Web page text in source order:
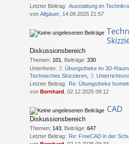
Letzter Beitrag: Ausstattung im
von Allgäuer , 14.09.2025 21:57
Diskussionsbereich
Themen: 101 Beiträge: 330
Unterforen:
Übungstheke im 3D-
Technisches Skizzieren
Letzter Beitrag: Re: Übungstheke
von Bernhard , 02.12.2025 09:12
CAD
Diskussionsbereich
Themen: 143 Beiträge: 647
Letzter Beitrag: Re: FreeCAD in der